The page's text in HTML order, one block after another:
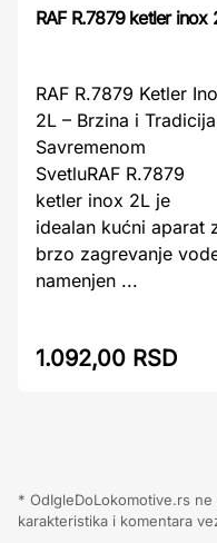
RAF R.7879 ketler inox
RAF R.7879 Ketler
2L – Brzina i
Savremenom
SvetluRAF R.7879
ketler inox 2L je
idealan kućni aparat
brzo zagrevanje
namenjen ...
1.092,00 RSD
* OdIgleDoLokomotive.rs
karakteristika i komentara